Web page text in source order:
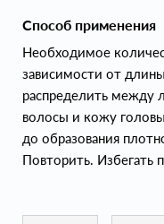
Способ применения
Необходимое
зависимости от
распределить между
волосы и кожу
до образования
Повторить. Избегать